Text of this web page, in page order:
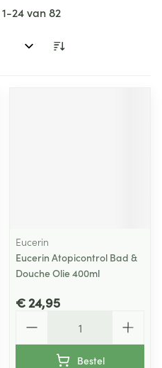
1-24van82
Eucerin
Eucerin Atopicontrol Bad &
Douche Olie 400ml
€ 24,95
Bestel